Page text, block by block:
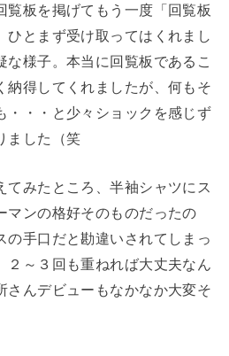
覧板を掲げてもう一度「回覧板
ひとまず受け取ってはくれまし
な様子。本当に回覧板であるこ
納得してくれましたが、何もそ
・・・と少々ショックを感じず
ました（笑
てみたところ、半袖シャツにス
マンの格好そのものだったの
の手口だと勘違いされてしまっ
２～３回も重ねれば大丈夫なん
さんデビューもなかなか大変そ